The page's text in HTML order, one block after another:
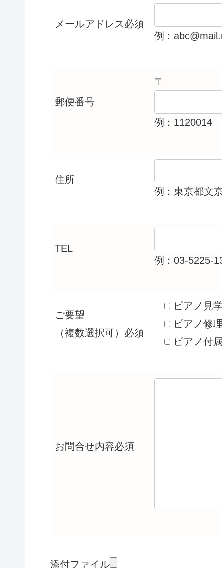
メールアドレス必須
例：
郵便番号
〒
例：1120014
住所
例：東京都文
TEL
例：03-5225-
ご要望
（複数選択可） 必須
ピアノ見
ピアノ修理
ピアノ付
お問合せ内容必須
添付ファイル